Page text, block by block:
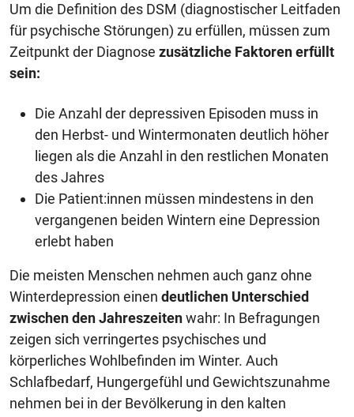
Um die Definition des DSM (diagnostischer Leitfaden
für psychische Störungen) zu erfüllen, müssen zum
Zeitpunkt der Diagnose zusätzliche Faktoren erfüllt
sein:
Die Anzahl der depressiven Episoden muss in
den Herbst- und Wintermonaten deutlich höher
liegen als die Anzahl in den restlichen Monaten
des Jahres
Die Patient:innen müssen mindestens in den
vergangenen beiden Wintern eine Depression
erlebt haben
Die meisten Menschen nehmen auch ganz ohne
Winterdepression einen deutlichen Unterschied
zwischen den Jahreszeitenwahr: In Befragungen
zeigen sich verringertes psychisches und
körperliches Wohlbefinden im Winter. Auch
Schlafbedarf, Hungergefühl und Gewichtszunahme
nehmen bei in der Bevölkerung in den kalten